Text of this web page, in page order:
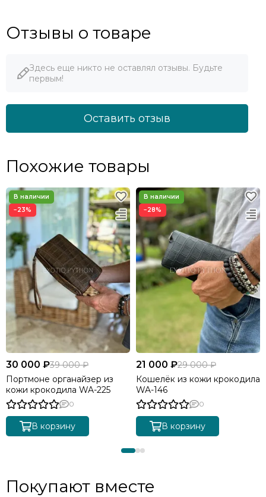
Отзывы о товаре
Здесь еще никто не оставлял отзывы. Будьте
первым!
Оставить отзыв
Похожие товары
−23%
30 000 ₽39 000 ₽
Портмоне органайзер из
кожи крокодила WA-225
0
В корзину
−28%
21 000 ₽29 000 ₽
Кошелёк из кожи крокодила
WA-146
0
В корзину
Покупают вместе